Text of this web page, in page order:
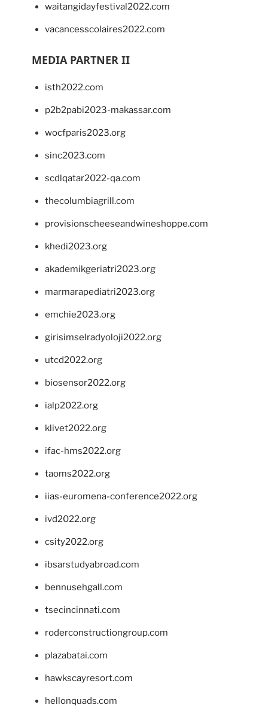
waitangidayfestival2022.com
vacancesscolaires2022.com
MEDIA PARTNER II
isth2022.com
p2b2pabi2023-makassar.com
wocfparis2023.org
sinc2023.com
scdlqatar2022-qa.com
thecolumbiagrill.com
provisionscheeseandwineshoppe.com
khedi2023.org
akademikgeriatri2023.org
marmarapediatri2023.org
emchie2023.org
girisimselradyoloji2022.org
utcd2022.org
biosensor2022.org
ialp2022.org
klivet2022.org
ifac-hms2022.org
taoms2022.org
iias-euromena-conference2022.org
ivd2022.org
csity2022.org
ibsarstudyabroad.com
bennusehgall.com
tsecincinnati.com
roderconstructiongroup.com
plazabatai.com
hawkscayresort.com
hellonquads.com